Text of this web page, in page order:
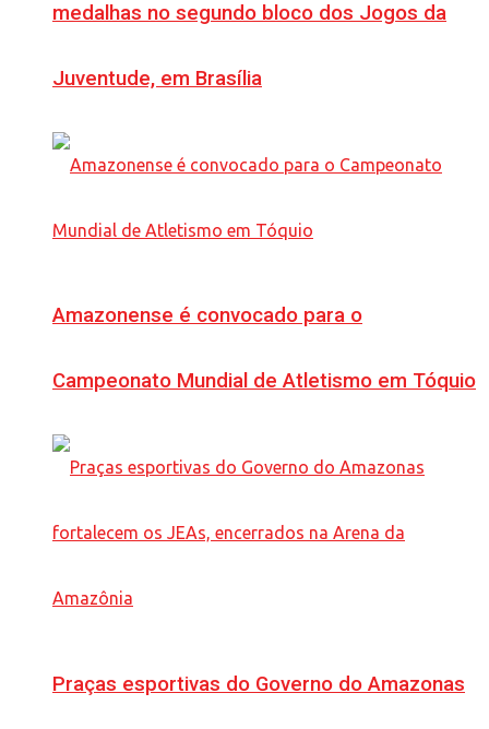
medalhas no segundo bloco dos Jogos da
Juventude, em Brasília
Amazonense é convocado para o
Campeonato Mundial de Atletismo em Tóquio
Praças esportivas do Governo do Amazonas